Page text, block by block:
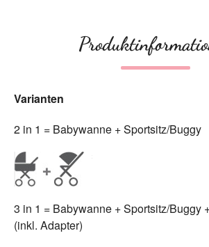
Varianten
2 in 1 = Babywanne + Sportsitz/Buggy
3 in 1 = Babywanne + Sportsitz/Buggy
(inkl. Adapter)